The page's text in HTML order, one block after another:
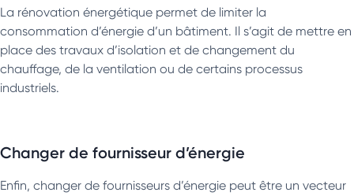
La rénovation énergétique permet de limiter la
consommation d’énergie d’un bâtiment. Il s’agit de mettre en
place des travaux d’isolation et de changement du
chauffage, de la ventilation ou de certains processus
industriels.
Changer de fournisseur d’énergie
Enfin, changer de fournisseurs d’énergie peut être un vecteur